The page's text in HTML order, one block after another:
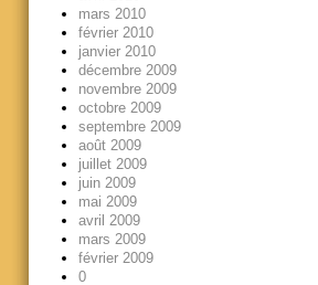
mars 2010
février 2010
janvier 2010
décembre 2009
novembre 2009
octobre 2009
septembre 2009
août 2009
juillet 2009
juin 2009
mai 2009
avril 2009
mars 2009
février 2009
0